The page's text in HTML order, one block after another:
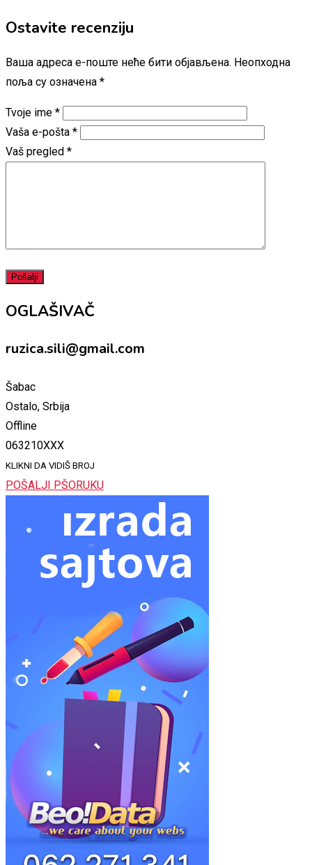
Ostavite recenziju
Ваша адреса е-поште неће бити објављена. Неопходна
поља су означена *
Tvoje ime *
Vaša e-pošta *
Vaš pregled *
OGLAŠIVAČ
ruzica.sili@gmail.com
Šabac
Ostalo, Srbija
Offline
063210XXX
KLIKNI DA VIDIŠ BROJ
POŠALJI PŠORUKU